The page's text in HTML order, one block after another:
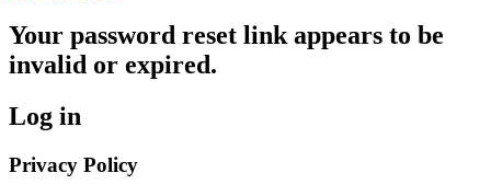
Your password reset link appears to be
invalid or expired.
Log in
Privacy Policy